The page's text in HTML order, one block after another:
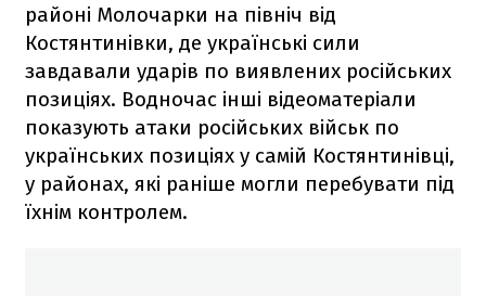
районі Молочарки на північ від
Костянтинівки, де українські сили
завдавали ударів по виявлених російських
позиціях. Водночас інші відеоматеріали
показують атаки російських військ по
українських позиціях у самій Костянтинівці,
у районах, які раніше могли перебувати під
їхнім контролем.